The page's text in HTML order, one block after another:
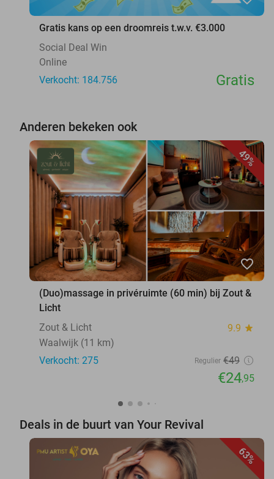
Gratis kans op een droomreis t.w.v. €3.000
Social Deal Win
Online
Verkocht: 184.756
Gratis
Anderen bekeken ook
49%
favorite_border
(Duo)massage in privéruimte (60 min) bij Zout &
Licht
Zout & Licht
9.9 star
Waalwijk (11 km)
Verkocht: 275
Regulier €49
€24,95
Deals in de buurt van Your Revival
63%